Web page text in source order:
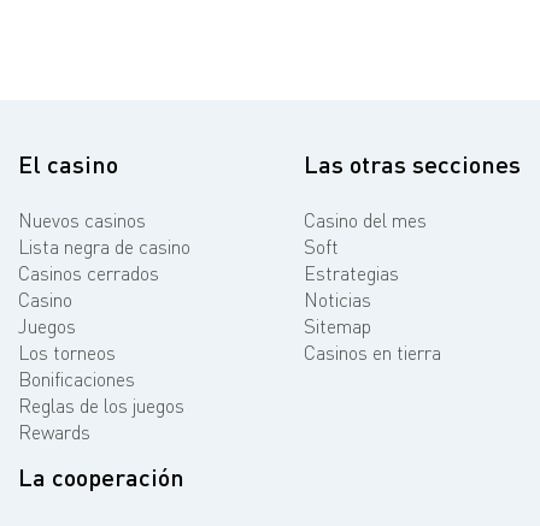
El casino
Nuevos casinos
Lista negra de casino
Casinos cerrados
Casino
Juegos
Los torneos
Bonificaciones
Reglas de los juegos
Rewards
Las otras secciones
Casino del mes
Soft
Estrategias
Noticias
Sitemap
Casinos en tierra
La cooperación